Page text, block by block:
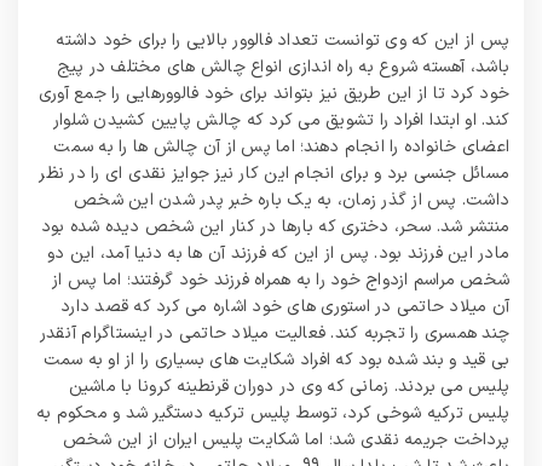
پس از این که وی توانست تعداد فالوور بالایی را برای خود داشته
باشد، آهسته شروع به راه اندازی انواع چالش های مختلف در پیج
خود کرد تا از این طریق نیز بتواند برای خود فالوورهایی را جمع آوری
کند. او ابتدا افراد را تشویق می کرد که چالش پایین کشیدن شلوار
اعضای خانواده را انجام دهند؛ اما پس از آن چالش ها را به سمت
مسائل جنسی برد و برای انجام این کار نیز جوایز نقدی ای را در نظر
داشت. پس از گذر زمان، به یک باره خبر پدر شدن این شخص
منتشر شد. سحر، دختری که بارها در کنار این شخص دیده شده بود
مادر این فرزند بود. پس از این که فرزند آن ها به دنیا آمد، این دو
شخص مراسم ازدواج خود را به همراه فرزند خود گرفتند؛ اما پس از
آن میلاد حاتمی در استوری های خود اشاره می کرد که قصد دارد
چند همسری را تجربه کند. فعالیت میلاد حاتمی در اینستاگرام آنقدر
بی قید و بند شده بود که افراد شکایت های بسیاری را از او به سمت
پلیس می بردند. زمانی که وی در دوران قرنطینه کرونا با ماشین
پلیس ترکیه شوخی کرد، توسط پلیس ترکیه دستگیر شد و محکوم به
پرداخت جریمه نقدی شد؛ اما شکایت پلیس ایران از این شخص